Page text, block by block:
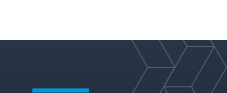
지니어
링 전
문성을
결합한
통합